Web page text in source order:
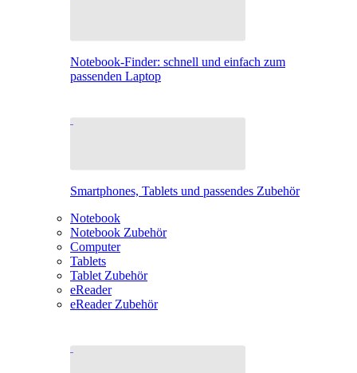
Notebook-Finder: schnell und einfach zum
passenden Laptop
Smartphones, Tablets und passendes Zubehör
Notebook
Notebook Zubehör
Computer
Tablets
Tablet Zubehör
eReader
eReader Zubehör